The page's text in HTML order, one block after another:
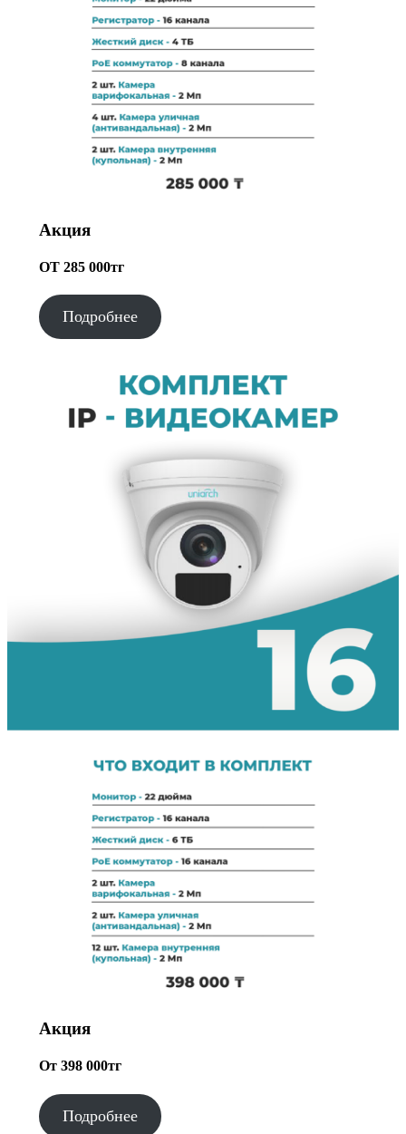
Акция
ОТ 285 000тг
Подробнее
Акция
От 398 000тг
Подробнее